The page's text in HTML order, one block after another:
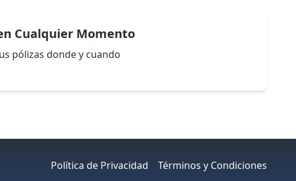
Cualquier Momento
pólizas donde y cuando
Política de Privacidad Términos y Condiciones